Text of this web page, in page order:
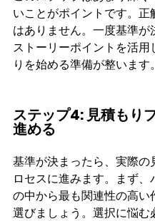
いことがポイントです。正
はありません。一度基準が
ストーリーポイントを活用
りを始める準備が整います。
ステップ4: 見積もり
進める
基準が決まったら、実際の
ロセスに進みます。まず、
の中から最も関連性の高い
選びましょう。選択に悩む